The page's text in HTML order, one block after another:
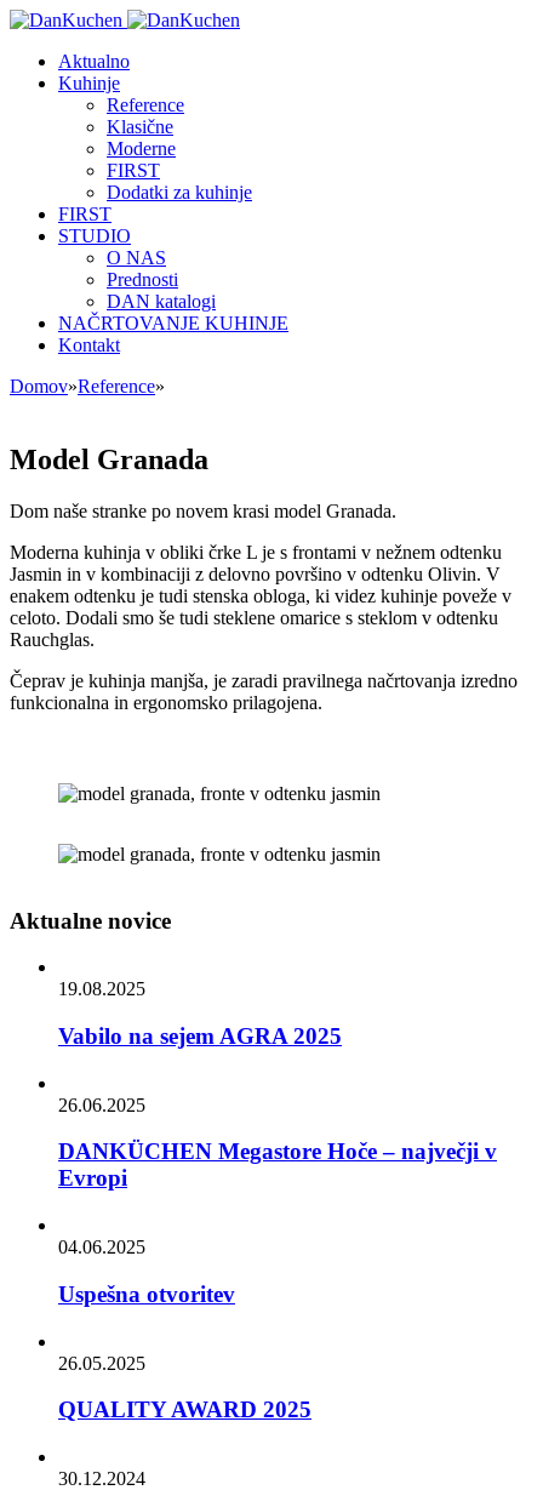
Aktualno
Kuhinje
Reference
Klasične
Moderne
FIRST
Dodatki za kuhinje
FIRST
STUDIO
O NAS
Prednosti
DAN katalogi
NAČRTOVANJE KUHINJE
Kontakt
Domov»Reference»
Model Granada
Dom naše stranke po novem krasi model Granada.
Moderna kuhinja v obliki črke L je s frontami v nežnem odtenku
Jasmin in v kombinaciji z delovno površino v odtenku Olivin. V
enakem odtenku je tudi stenska obloga, ki videz kuhinje poveže v
celoto. Dodali smo še tudi steklene omarice s steklom v odtenku
Rauchglas.
Čeprav je kuhinja manjša, je zaradi pravilnega načrtovanja izredno
funkcionalna in ergonomsko prilagojena.
Aktualne novice
19.08.2025
Vabilo na sejem AGRA 2025
26.06.2025
DANKÜCHEN Megastore Hoče – največji v
Evropi
04.06.2025
Uspešna otvoritev
26.05.2025
QUALITY AWARD 2025
30.12.2024